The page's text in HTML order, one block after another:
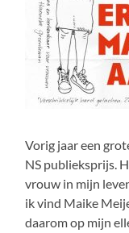
Vorig jaar een
NS publieksprijs.
vrouw in mijn
ik vind Maike
daarom op mijn